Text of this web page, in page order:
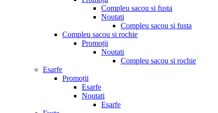
Compleu sacou si fusta
Noutati
Compleu sacou si fusta
Compleu sacou si rochie
Promoții
Noutati
Compleu sacou si rochie
Esarfe
Promoții
Esarfe
Noutati
Esarfe